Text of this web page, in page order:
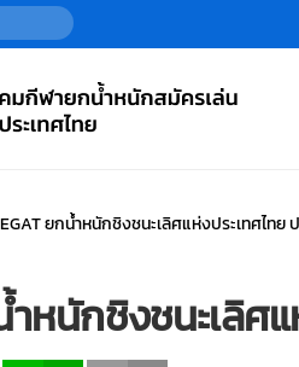
EGAT ยกน้ำหนักชิงชนะเลิศแห่งประเทศไทย
หนักชิงชนะเลิศ